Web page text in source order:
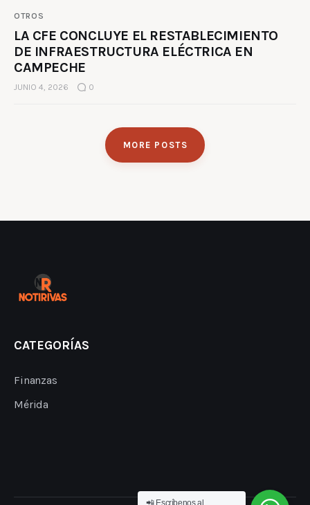
OTROS
LA CFE CONCLUYE EL RESTABLECIMIENTO
DE INFRAESTRUCTURA ELÉCTRICA EN
CAMPECHE
JUNIO 4, 2026 0
MORE POSTS
CATEGORÍAS
Finanzas
Mérida
📲 Escríbenos al